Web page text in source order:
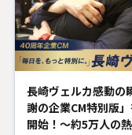
長崎ヴェルカ感動の
謝の企業CM特別版
開始！～約5万人の